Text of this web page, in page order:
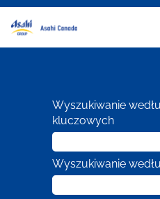
Wyszukiwanie
kluczowych
Wyszukiwanie